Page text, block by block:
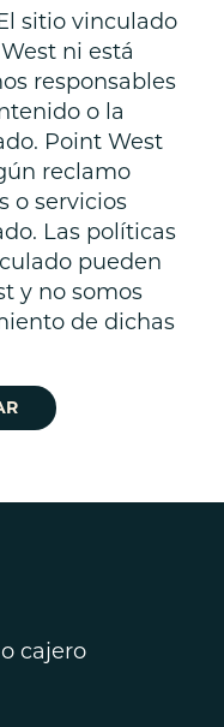
sitio vinculado
ni está
responsables
o la
Point West
reclamo
o servicios
Las políticas
pueden
y no somos
de dichas
cajero